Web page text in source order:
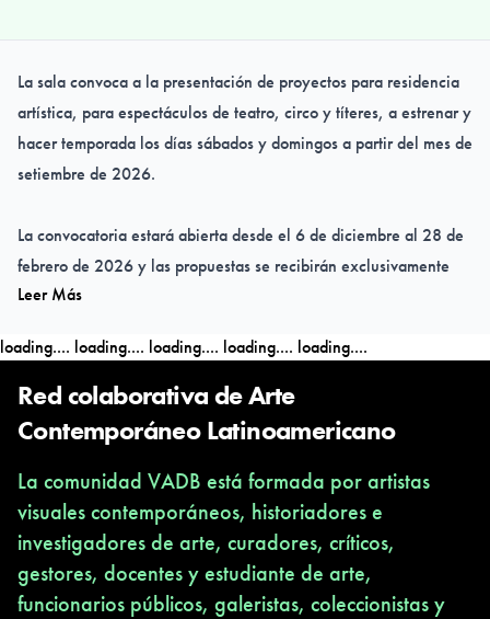
La sala convoca a la presentación de proyectos para residencia
artística, para espectáculos de teatro, circo y títeres, a estrenar y
hacer temporada los días sábados y domingos a partir del mes de
setiembre de 2026.
La convocatoria estará abierta desde el 6 de diciembre al 28 de
febrero de 2026 y las propuestas se recibirán exclusivamente
por el mail
Leer Más
loading.... loading.... loading.... loading.... loading....
Red colaborativa de Arte
Contemporáneo Latinoamericano
La comunidad VADB está formada por artistas
visuales contemporáneos, historiadores e
investigadores de arte, curadores, críticos,
gestores, docentes y estudiante de arte,
funcionarios públicos, galeristas, coleccionistas y